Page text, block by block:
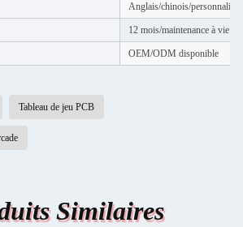
Anglais/chinois/personnalisé
12 mois/maintenance à vie
OEM/ODM disponible
Tableau de jeu PCB
Similaires